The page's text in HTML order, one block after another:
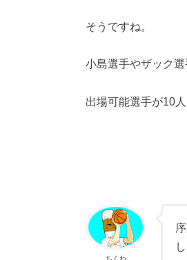
そうですね。
小島選手やザック
出場可能選手が10